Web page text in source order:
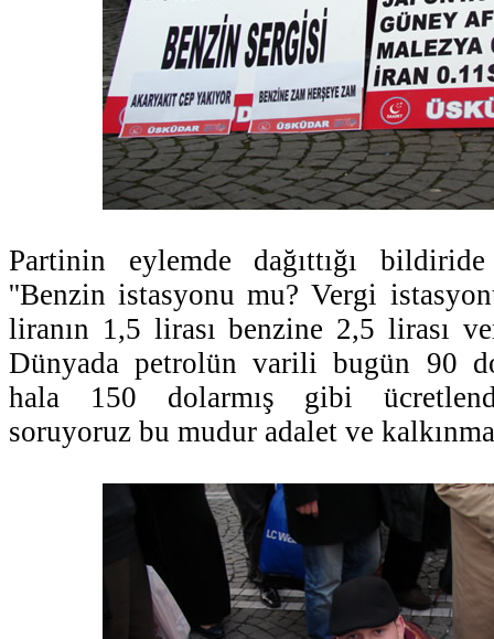
Partinin eylemde dağıttığı
''Benzin istasyonu mu? Vergi
liranın 1,5 lirası benzine 2,5 lirası
Dünyada petrolün varili bugün 90
hala 150 dolarmış gibi
soruyoruz bu mudur adalet ve